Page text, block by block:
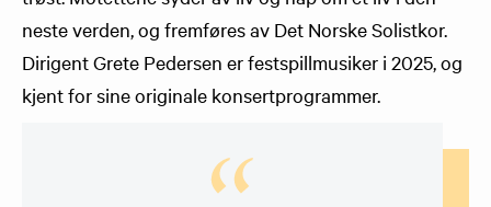
neste verden, og fremføres av Det Norske Solistkor.
Dirigent Grete Pedersen er festspillmusiker i 2025, og
kjent for sine originale konsertprogrammer.